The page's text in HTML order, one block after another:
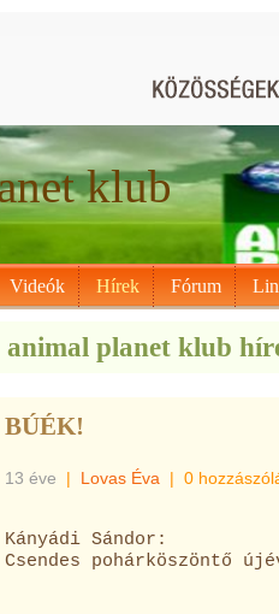
klub
Videók Hírek Fórum
animal planet klub
BÚÉK!
13 éve | Lovas Éva | 0
Kányádi Sándor:
Csendes pohárköszöntő